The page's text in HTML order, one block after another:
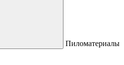
Пиломатериалы